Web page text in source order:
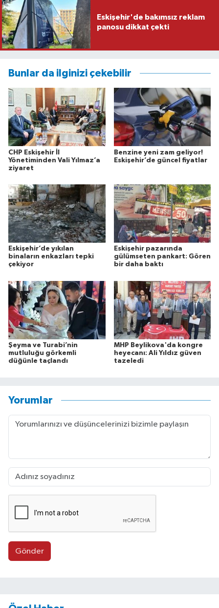
Eskişehir'de bakımsız reklam
panosu dikkat çekti
Bunlar da ilginizi çekebilir
CHP Eskişehir İl
Yönetiminden Vali Yılmaz’a
ziyaret
Benzine yeni zam geliyor!
Eskişehir’de güncel fiyatlar
Eskişehir’de yıkılan
binaların enkazları tepki
çekiyor
Eskişehir pazarında
gülümseten pankart: Gören
bir daha baktı
Şeyma ve Turabi’nin
mutluluğu görkemli
düğünle taçlandı
MHP Beylikova'da kongre
heyecanı: Ali Yıldız güven
tazeledi
Yorumlar
Gönder